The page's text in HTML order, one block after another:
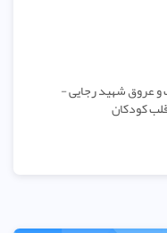
و عروق شهید رجایی -
کودکان